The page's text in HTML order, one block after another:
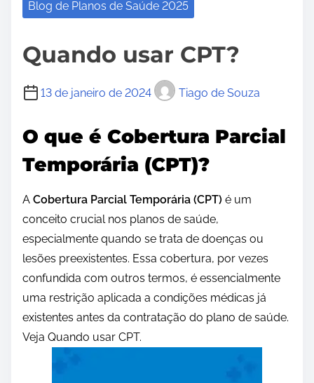
Blog de Planos de Saúde 2025
Quando usar CPT?
13 de janeiro de 2024 Tiago de Souza
O que é Cobertura Parcial
Temporária (CPT)?
A Cobertura Parcial Temporária (CPT) é um
conceito crucial nos planos de saúde,
especialmente quando se trata de doenças ou
lesões preexistentes. Essa cobertura, por vezes
confundida com outros termos, é essencialmente
uma restrição aplicada a condições médicas já
existentes antes da contratação do plano de saúde.
Veja Quando usar CPT.